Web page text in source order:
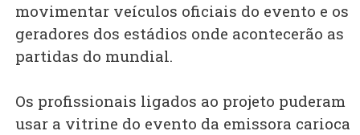
movimentar veículos oficiais do evento e os
geradores dos estádios onde acontecerão as
partidas do mundial.
Os profissionais ligados ao projeto puderam
usar a vitrine do evento da emissora carioca